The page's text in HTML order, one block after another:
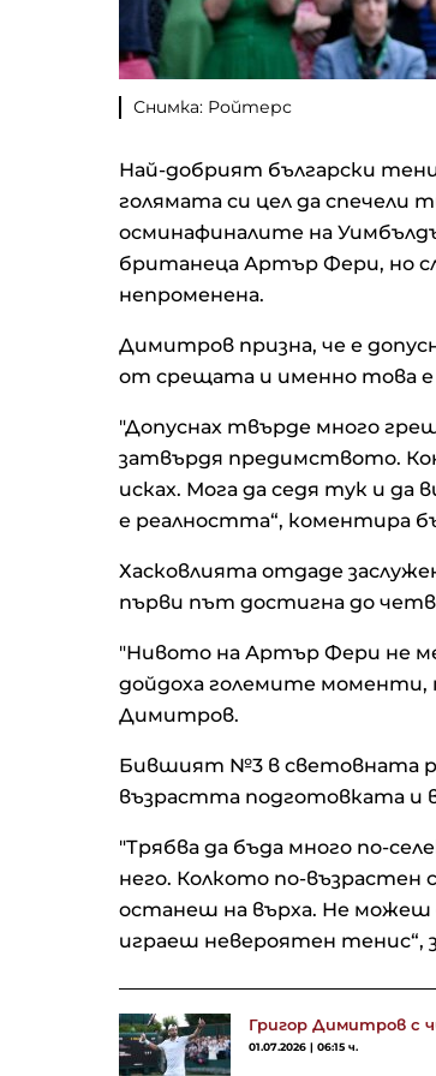
Снимка: Ройтерс
Най-добрият български
голямата си цел да
осминафиналите на
британеца Артър Фери, но
непроменена.
Димитров призна, че е
от срещата и именно това е
"Допуснах твърде много
затвърдя предимството.
исках. Мога да седя тук и да
е реалността“, коментира
Хасковлията отдаде
първи път достигна до
"Нивото на Артър Фери не ме
дойдоха големите
Димитров.
Бившият №3 в световната
възрастта подготовката и
"Трябва да бъда много по-
него. Колкото по-възрастен
останеш на върха. Не можеш
играеш невероятен тенис“,
Григор Димитров с
01.07.2026 | 06:15 ч.